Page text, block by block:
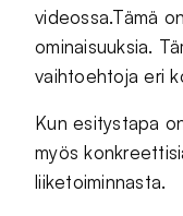
videossa.Tämä
ominaisuuksia.
vaihtoehtoja eri
Kun esitystapa
myös
liiketoiminnasta.